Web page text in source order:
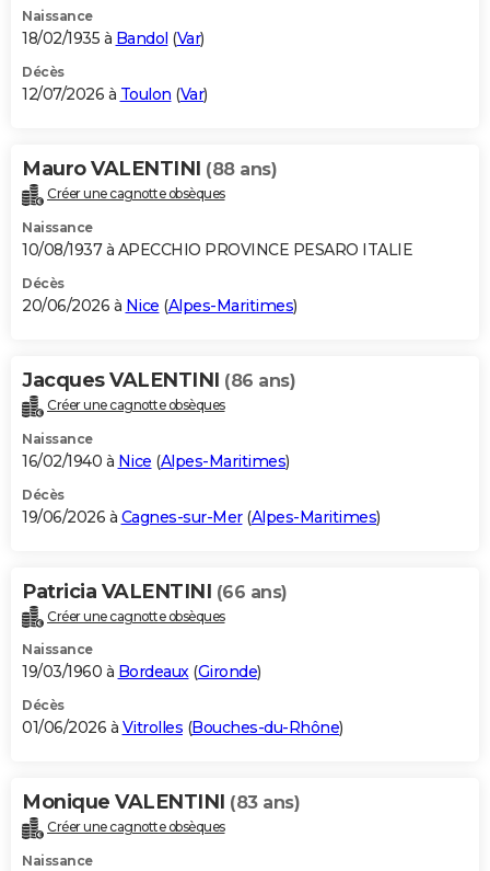
Dictionnaire
Biographies
Citations
Expressions
Proverbes
PROGRAMME TV
S'inscrire
Se connecter
Lycées
Collèges
Primaires
Universités
Entreprises
Service militaire
Avis de recherche
AVIS DE DÉCÈS
Bricolage
Lifestyle
Culture
Sport
Auto
Television
Voyage
Cinema
Naissance
18/02/1935 à Bandol (Var)
Décès
12/07/2026 à Toulon (Var)
Mauro VALENTINI (88 ans)
Créer une cagnotte obsèques
Naissance
10/08/1937 à APECCHIO PROVINCE PESARO ITALIE
Décès
20/06/2026 à Nice (Alpes-Maritimes)
Jacques VALENTINI (86 ans)
Créer une cagnotte obsèques
Naissance
16/02/1940 à Nice (Alpes-Maritimes)
Décès
19/06/2026 à Cagnes-sur-Mer(Alpes-Maritimes)
Patricia VALENTINI (66 ans)
Créer une cagnotte obsèques
Naissance
19/03/1960 à Bordeaux(Gironde)
Décès
01/06/2026 à Vitrolles (Bouches-du-Rhône)
Monique VALENTINI (83 ans)
Créer une cagnotte obsèques
Naissance